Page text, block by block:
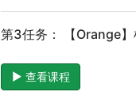
第3任务： 【Orange
查看课程